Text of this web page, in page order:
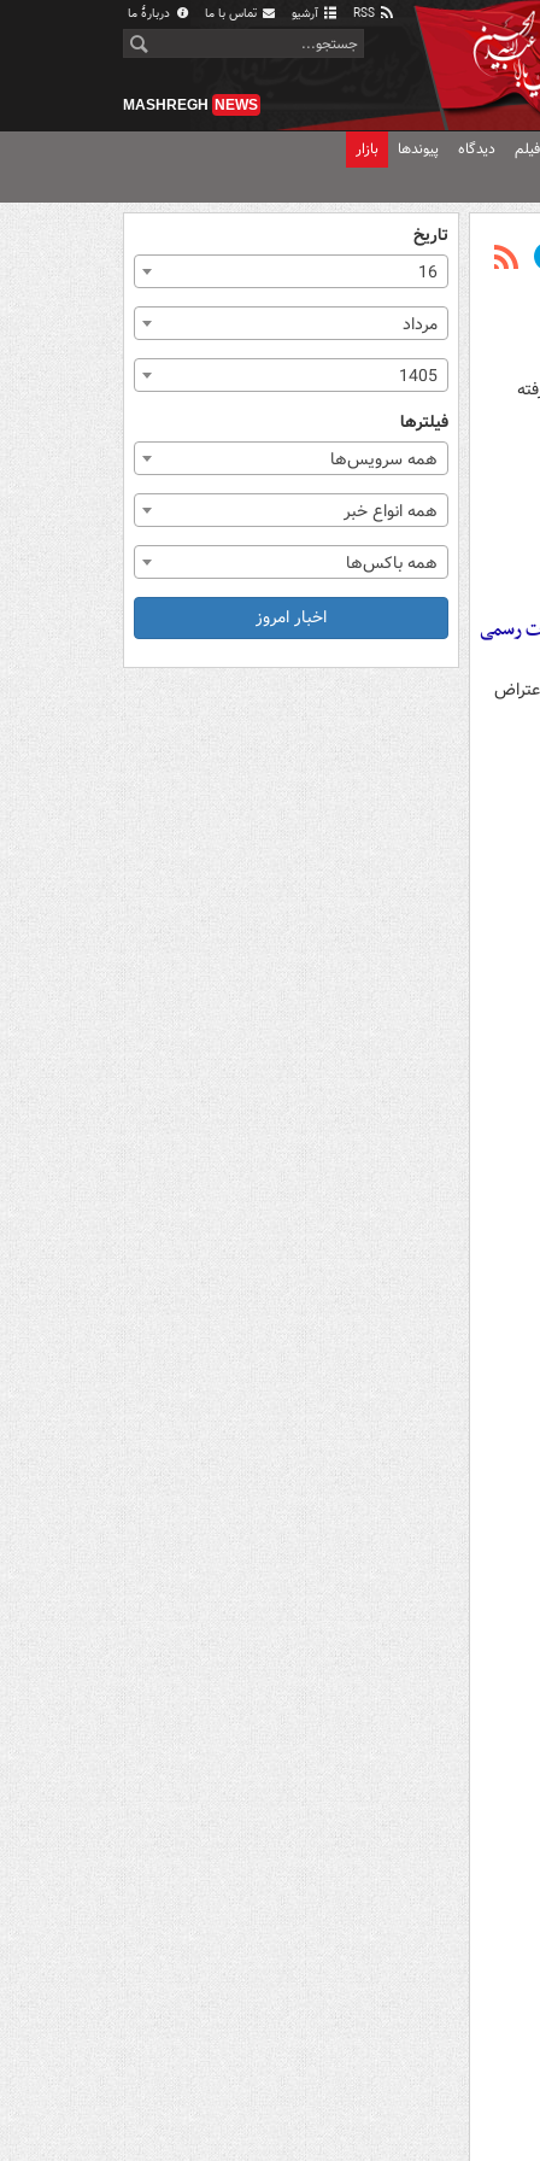
آرشیو تماس با ما دربارهٔ ما
MASHREGH NEWS
دیدگاه پیوندها بازار
رسمی
تاریخ
16
مرداد
1405
فیلترها
همه سرویس‌ها
همه انواع خبر
همه باکس‌ها
اخبار امروز